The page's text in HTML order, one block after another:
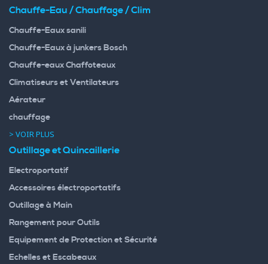
Chauffe-Eau / Chauffage / Clim
Chauffe-Eaux sanili
Chauffe-Eaux à junkers Bosch
Chauffe-eaux Chaffoteaux
Climatiseurs et Ventilateurs
Aérateur
chauffage
> VOIR PLUS
Outillage et Quincaillerie
Electroportatif
Accessoires électroportatifs
Outillage à Main
Rangement pour Outils
Equipement de Protection et Sécurité
Echelles et Escabeaux